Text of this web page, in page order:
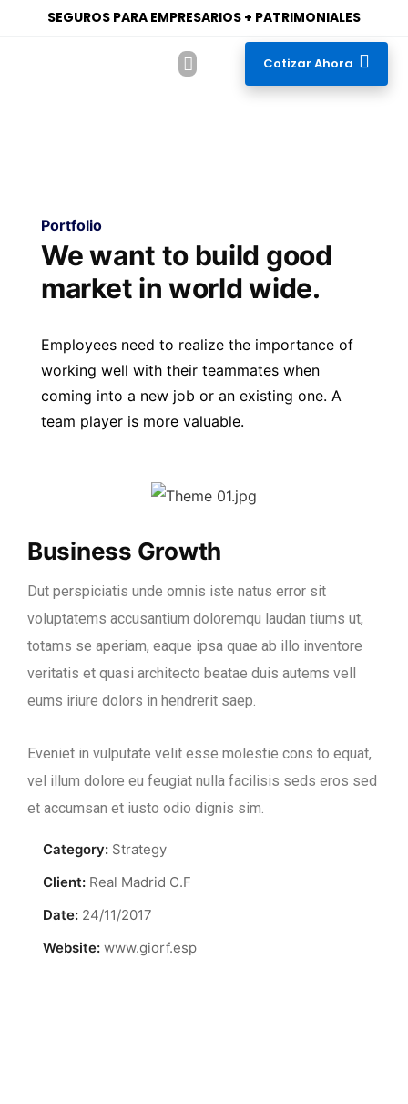
SEGUROS PARA EMPRESARIOS + PATRIMONIALES
Cotizar Ahora
Portfolio
We want to build good
market in world wide.
Employees need to realize the importance of
working well with their teammates when
coming into a new job or an existing one. A
team player is more valuable.
Business Growth
Dut perspiciatis unde omnis iste natus error sit
voluptatems accusantium doloremqu laudan tiums ut,
totams se aperiam, eaque ipsa quae ab illo inventore
veritatis et quasi architecto beatae duis autems vell
eums iriure dolors in hendrerit saep.
Eveniet in vulputate velit esse molestie cons to equat,
vel illum dolore eu feugiat nulla facilisis seds eros sed
et accumsan et iusto odio dignis sim.
Category: Strategy
Client: Real Madrid C.F
Date: 24/11/2017
Website: www.giorf.esp